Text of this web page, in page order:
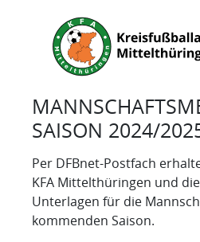
SAISON 2024/
Per DFBnet-Postfach
KFA Mittelthüringen und
Unterlagen für die
kommenden Saison.